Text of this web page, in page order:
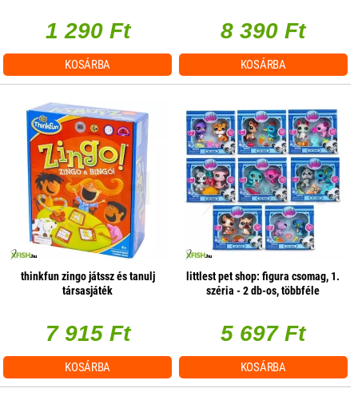
1 290 Ft
KOSÁRBA
8 390 Ft
KOSÁRBA
thinkfun zingo játssz és tanulj
társasjáték
7 915 Ft
KOSÁRBA
littlest pet shop: figura csomag, 1.
széria - 2 db-os, többféle
5 697 Ft
KOSÁRBA